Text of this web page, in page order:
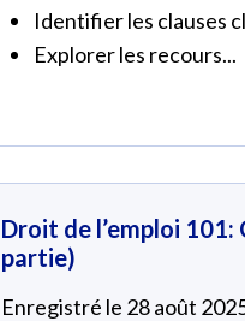
Identifier les clauses
Explorer les recours...
Droit de l’emploi
partie)
Enregistré le 28 août